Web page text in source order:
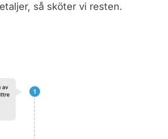
så sköter vi resten.